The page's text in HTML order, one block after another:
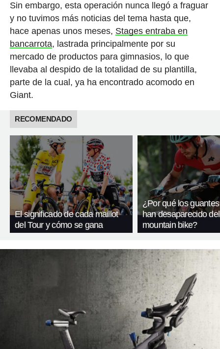
Sin embargo, esta operación nunca llegó a fraguar
y no tuvimos más noticias del tema hasta que,
hace apenas unos meses, Stages entraba en
bancarrota, lastrada principalmente por su
mercado de productos para gimnasios, lo que
llevaba al despido de la totalidad de su plantilla,
parte de la cual, ya ha encontrado acomodo en
Giant.
RECOMENDADO
El significado de cada maillot
del Tour y cómo se gana
¿Por qué los
han desaparecido del
mountain bike?